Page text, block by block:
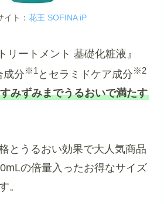
イト： 花王 SOFINA iP
リートメント 基礎化粧液』
成分※1 とセラミドケア成分※2
みずみまでうるおいで満たす
とうるおい効果で大人気商品
の倍量入ったお得なサイズ
。